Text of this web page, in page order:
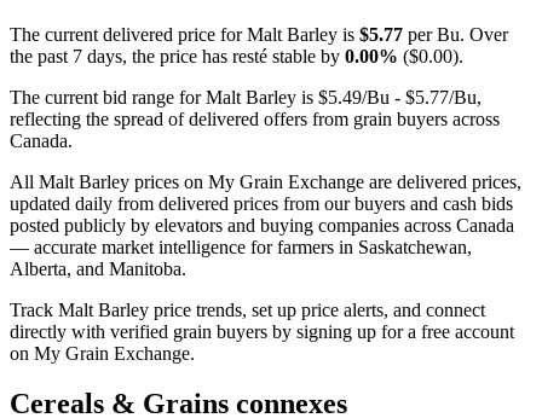
The current delivered price for Malt Barley is $5.77 per Bu. Over
the past 7 days, the price has resté stable by 0.00% ($0.00).
The current bid range for Malt Barley is $5.49/Bu - $5.77/Bu,
reflecting the spread of delivered offers from grain buyers across
Canada.
All Malt Barley prices on My Grain Exchange are delivered prices,
updated daily from delivered prices from our buyers and cash bids
posted publicly by elevators and buying companies across Canada
— accurate market intelligence for farmers in Saskatchewan,
Alberta, and Manitoba.
Track Malt Barley price trends, set up price alerts, and connect
directly with verified grain buyers by signing up for a free account
on My Grain Exchange.
Cereals & Grains connexes